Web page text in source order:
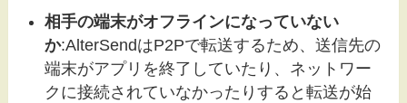
相手の端末がオフラインになっていない
か:AlterSendはP2Pで転送するため、送信先の
端末がアプリを終了していたり、ネットワー
クに接続されていなかったりすると転送が始